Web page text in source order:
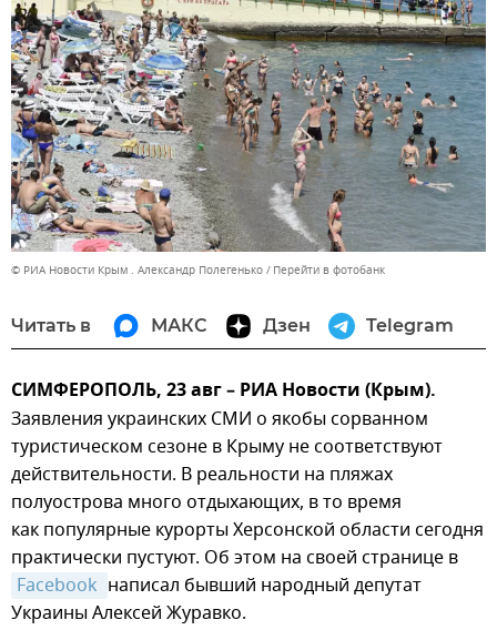
© РИА Новости Крым . Александр Полегенько Перейти в фотобанк
Читать в МАКС Дзен Telegram
СИМФЕРОПОЛЬ, 23 авг – РИА Новости (Крым).
Заявления украинских СМИ о якобы сорванном
туристическом сезоне в Крыму не соответствуют
действительности. В реальности на пляжах
полуострова много отдыхающих, в то время
как популярные курорты Херсонской области сегодня
практически пустуют. Об этом на своей странице в
Facebook написал бывший народный депутат
Украины Алексей Журавко.